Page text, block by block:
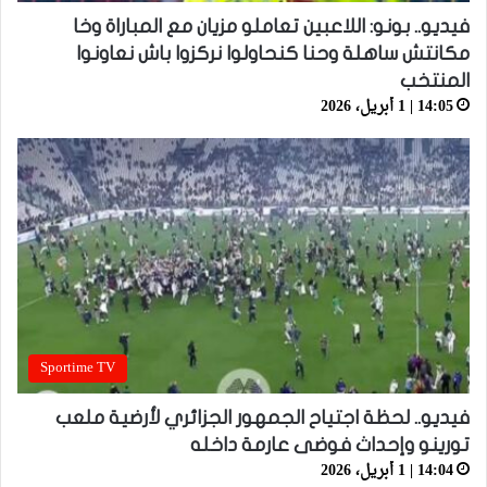
فيديو.. بونو: اللاعبين تعاملو مزيان مع المباراة وخا
مكانتش ساهلة وحنا كنحاولوا نركزوا باش نعاونوا
المنتخب
14:05 | 1 أبريل، 2026
Sportime TV
فيديو.. لحظة اجتياح الجمهور الجزائري لأرضية ملعب
تورينو وإحداث فوضى عارمة داخله
14:04 | 1 أبريل، 2026